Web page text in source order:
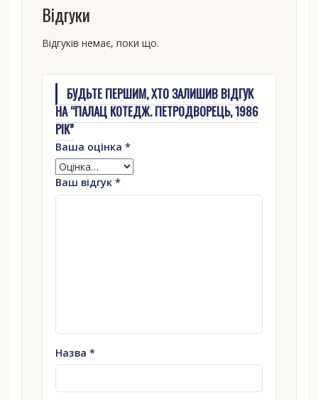
Відгуки
Відгуків немає, поки що.
БУДЬТЕ ПЕРШИМ, ХТО ЗАЛИШИВ ВІДГУК
НА “ПАЛАЦ КОТЕДЖ. ПЕТРОДВОРЕЦЬ, 1986
РІК”
Ваша оцінка *
Ваш відгук *
Назва *